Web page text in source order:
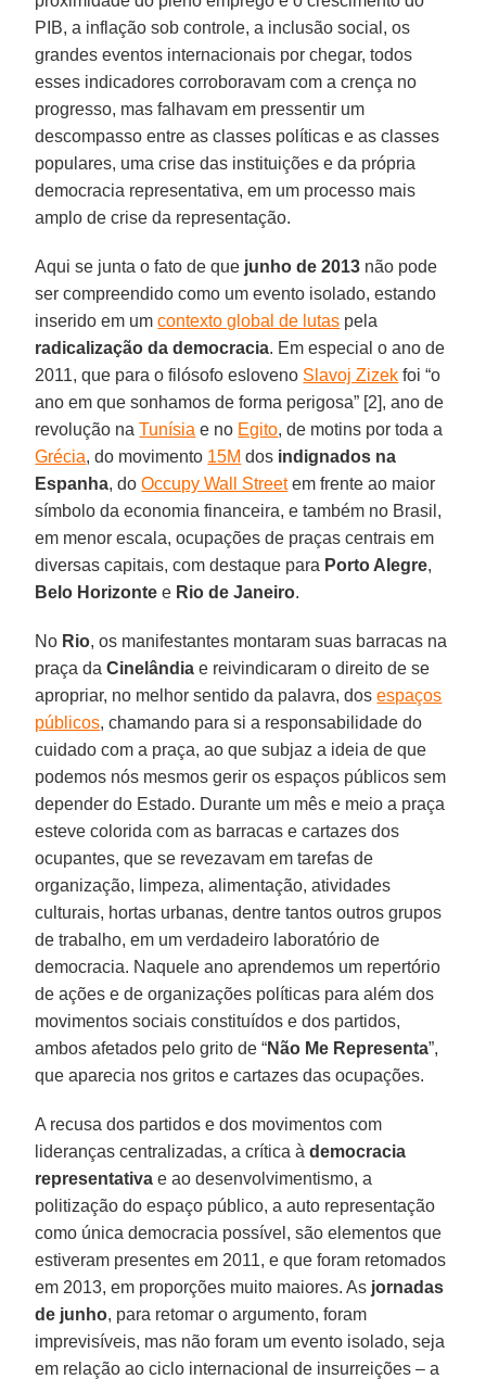
PIB, a inflação sob controle, a inclusão social, os
grandes eventos internacionais por chegar, todos
esses indicadores corroboravam com a crença no
progresso, mas falhavam em pressentir um
descompasso entre as classes políticas e as classes
populares, uma crise das instituições e da própria
democracia representativa, em um processo mais
amplo de crise da representação.
Aqui se junta o fato de que junho de 2013 não pode
ser compreendido como um evento isolado, estando
inserido em umcontexto global de lutas pela
radicalização da democracia. Em especial o ano de
2011, que para o filósofo esloveno Slavoj Zizek foi “o
ano em que sonhamos de forma perigosa” [2], ano de
revolução naTunísia e no Egito, de motins por toda a
Grécia, do movimento 15M dos indignados na
Espanha, doOccupy Wall Streetem frente ao maior
símbolo da economia financeira, e também no Brasil,
em menor escala, ocupações de praças centrais em
diversas capitais, com destaque para Porto Alegre,
Belo Horizonte e Rio de Janeiro.
No Rio, os manifestantes montaram suas barracas na
praça daCinelândia e reivindicaram o direito de se
apropriar, no melhor sentido da palavra, dosespaços
públicos, chamando para si a responsabilidade do
cuidado com a praça, ao que subjaz a ideia de que
podemos nós mesmos gerir os espaços públicos sem
depender do Estado. Durante um mês e meio a praça
esteve colorida com as barracas e cartazes dos
ocupantes, que se revezavam em tarefas de
organização, limpeza, alimentação, atividades
culturais, hortas urbanas, dentre tantos outros grupos
de trabalho, em um verdadeiro laboratório de
democracia. Naquele ano aprendemos um repertório
de ações e de organizações políticas para além dos
movimentos sociais constituídos e dos partidos,
ambos afetados pelo grito de “Não Me Representa”,
que aparecia nos gritos e cartazes das ocupações.
A recusa dos partidos e dos movimentos com
lideranças centralizadas, a crítica àdemocracia
representativa e ao desenvolvimentismo, a
politização do espaço público, a auto representação
como única democracia possível, são elementos que
estiveram presentes em 2011, e que foram retomados
em 2013, em proporções muito maiores. As jornadas
de junho, para retomar o argumento, foram
imprevisíveis, mas não foram um evento isolado, seja
em relação ao ciclo internacional de insurreições – a